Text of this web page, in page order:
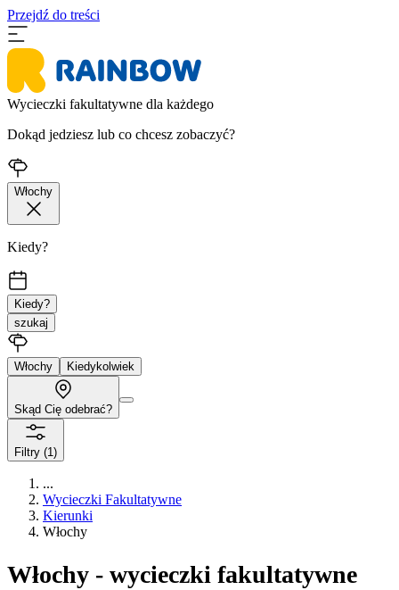
Przejdź do treści
Wycieczki fakultatywne dla każdego
Dokąd jedziesz lub co chcesz zobaczyć?
Włochy
Kiedy?
Kiedy?
szukaj
Włochy Kiedykolwiek
Skąd Cię odebrać?
Filtry (1)
...
Wycieczki Fakultatywne
Kierunki
Włochy
Włochy - wycieczki fakultatywne